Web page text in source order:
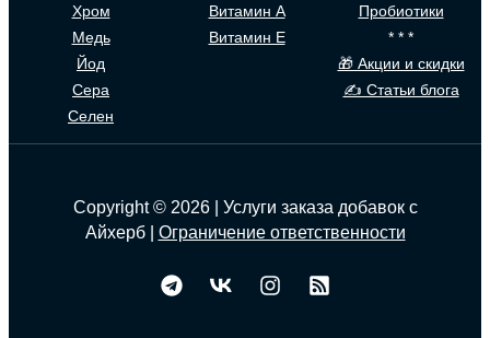
Хром
Медь
Йод
Сера
Селен
Витамин А
Витамин Е
Пробиотики
* * *
🎁 Акции и скидки
✍ Статьи блога
Copyright © 2026 | Услуги заказа добавок с
Айхерб | Ограничение ответственности